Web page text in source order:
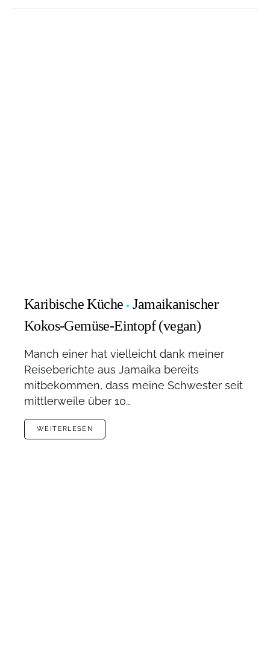
Karibische Küche
Jamaikanischer
Kokos-Gemüse-Eintopf (vegan)
Manch einer hat vielleicht dank meiner
Reiseberichte aus Jamaika bereits
mitbekommen, dass meine Schwester seit
mittlerweile über 10…
WEITERLESEN